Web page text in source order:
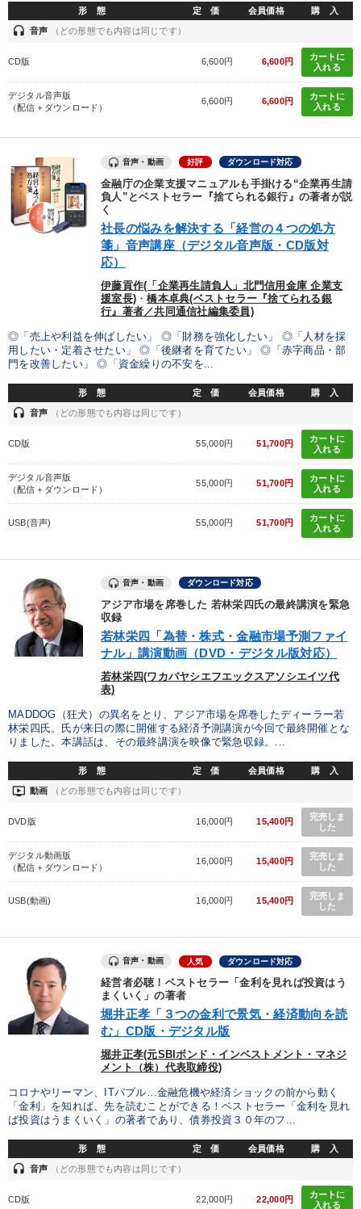
形 態 定 価 会員価格 購 入
headset 音声 （どの形態でも内容は同じです）
CD版 6,600円 6,600円
カートに
入れる
デジタル音声版
（配信＋ダウンロード）
6,600円 6,600円
カートに
入れる
音声・動画 好評 ダウンロード対応
金融庁の企業支援マニュアルも手掛ける“企業再生請
負人”とベストセラー『捨てられる銀行』の著者が説
く
社長の悩みを解決する「経営の４つの処方
箋」音声講座（デジタル音声版・CD版対
応）
伊藤貢作(「企業再生請負人」北門信用金庫 企業支
援室長) ・橋本卓典(ベストセラー『捨てられる銀
行』著者／共同通信社編集委員)
◎「売上や利益を伸ばしたい」 ◎「財務を強化したい」 ◎「人材を採
用したい・定着させたい」 ◎「後継者を育てたい」 ◎「赤字商品・部
門を改善したい」 ◎「資金繰りの不安を...
形 態 定 価 会員価格 購 入
headset 音声 （どの形態でも内容は同じです）
CD版 55,000円 51,700円
カートに
入れる
デジタル音声版
（配信＋ダウンロード）
55,000円 51,700円
カートに
入れる
USB(音声) 55,000円 51,700円
カートに
入れる
音声・動画 ダウンロード対応
アジア市場を席巻した 若林栄四氏の最終講演を緊急
収録
若林栄四「為替・株式・金融市場予測ファイ
ナル」講演動画（DVD・デジタル版対応）
若林栄四(ワカバヤシエフエックスアソシエイツ代
表)
MADDOG（狂犬）の異名をとり、アジア市場を席巻したディーラー若
林栄四氏。氏が来日の際に開催する経済予測講演が今回で最終開催とな
りました。本講話は、その最終講演を映像で緊急収録。...
形 態 定 価 会員価格 購 入
ondemand_video 動画 （どの形態でも内容は同じです）
DVD版 16,000円 15,400円
完売しま
した
デジタル動画版
（配信＋ダウンロード）
16,000円 15,400円
完売しま
した
USB(動画) 16,000円 15,400円
完売しま
した
音声・動画 人気 ダウンロード対応
経営者必聴！ベストセラー「金利を見れば投資はう
まくいく」の著者
堀井正孝「３つの金利で景気・経済動向を読
む」CD版・デジタル版
堀井正孝(元SBIボンド・インベストメント・マネジ
メント（株）代表取締役)
コロナやリーマン、ITバブル…金融危機や経済ショックの前から動く
「金利」を知れば、先を読むことができる！ベストセラー「金利を見れ
ば投資はうまくいく」の著者であり、債券投資３０年のフ...
形 態 定 価 会員価格 購 入
headset 音声 （どの形態でも内容は同じです）
CD版 22,000円 22,000円
カートに
入れる